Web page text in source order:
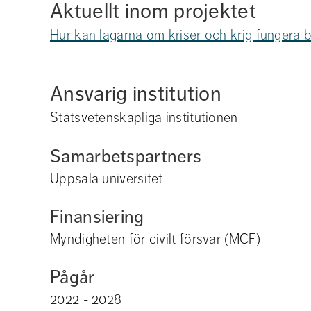
Aktuellt inom projektet
Hur kan lagarna om kriser och krig fungera
Ansvarig institution
Statsvetenskapliga institutionen
Samarbetspartners
Uppsala universitet
Finansiering
Myndigheten för civilt försvar (MCF)
Pågår
2022 - 2028